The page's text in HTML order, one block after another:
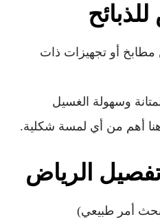
مطابخ أو تجهيزات ذات
وسهولة الغسيل
هنا أهم من أي لمسة شكلية.
الرياض
أمر طبيعي)